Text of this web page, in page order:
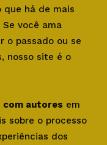
que há de mais
você ama
o passado ou se
nosso site é o
autores em
sobre o processo
dos